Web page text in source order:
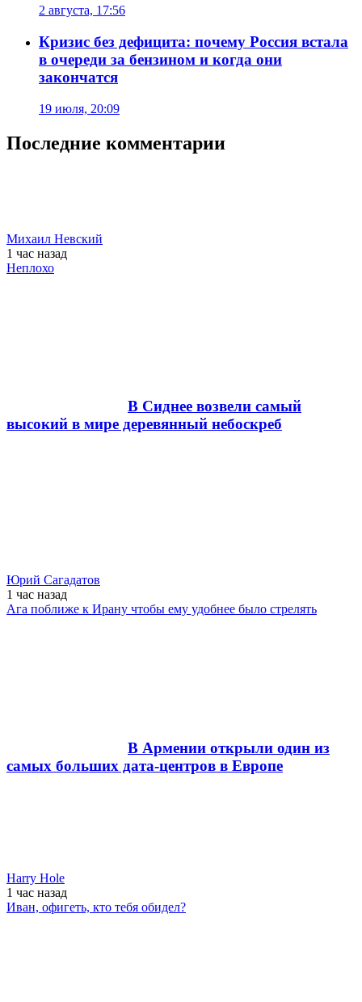
2 августа, 17:56
Кризис без дефицита: почему Россия встала
в очереди за бензином и когда они
закончатся
19 июля, 20:09
Последние комментарии
Михаил Невский
1 час назад
Неплохо
В Сиднее возвели самый
высокий в мире деревянный небоскреб
Юрий Сагадатов
1 час назад
Ага поближе к Ирану чтобы ему удобнее было стрелять
В Армении открыли один из
самых больших дата-центров в Европе
Harry Hole
1 час назад
Иван, офигеть, кто тебя обидел?